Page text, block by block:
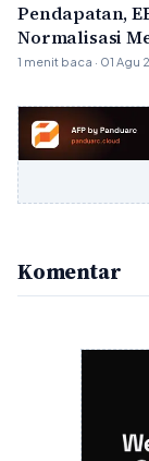
Pendapatan,
Normalisasi
1 menit baca · 01 Agu
Komentar